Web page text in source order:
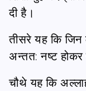
दी है।
तीसरे यह कि जिन
अन्तत: नष्ट होकर
चौथे यह कि